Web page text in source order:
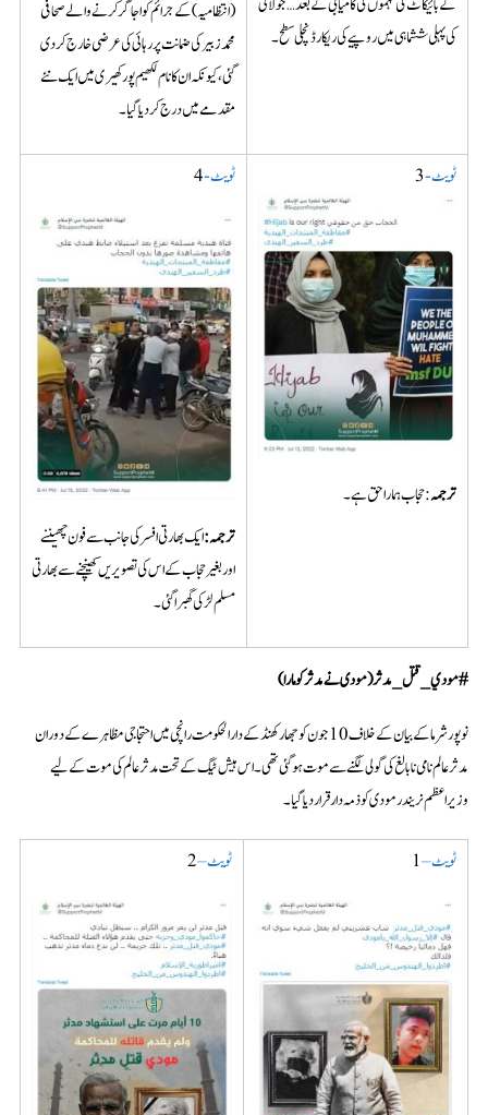
کی پہلی ششماہی میں روپیے کی ریکارڈ نچلی سطح ۔
(انتظامیہ) کے جرائم کو اجاگر کرنے والے صحافی
محمد زبیر کی ضمانت پر رہائی کی عرضی خارج کر دی
گئی، کیونکہ ان کا نام لکھیم پور کھیری میں ایک نئے
مقدمے میں درج کر دیا گیا۔
ٹویٹ-3
ترجمہ: حجاب ہمارا حق ہے۔
ٹویٹ-4
ترجمہ:ایک بھارتی افسر کی جانب سے فون چھیننے
اور بغیر حجاب کے اس کی تصویریں کھینچنے سے بھارتی
مسلم لڑکی گھبرا گئی۔
#مودي_قتل_مدثر(مودی نے مدثر کو مارا)
نوپورشرما کےبیان کے خلاف 10 جون کو جھارکھنڈ کے دارالحکومت رانچی میں احتجاجی مظاہرے کے دوران
مدثر عالم نامی نابالغ کی گولی لگنے سے موت ہو گئی تھی۔ اس ہیش ٹیگ کے تحت مدثر عالم کی موت کے لیے
وزیراعظم نریندر مودی کو ذمہ دار قرار دیا گیا۔
ٹویٹ –1 ٹویٹ –2